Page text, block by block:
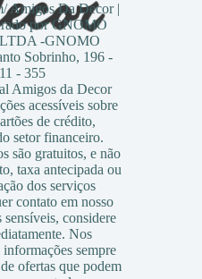
Amigos Da Decor |
por GNOMO
-GNOMO
Sobrinho, 196 -
- 355
Amigos da Decor
acessíveis sobre
de crédito,
setor financeiro.
são gratuitos, e não
taxa antecipada ou
dos serviços
contato em nosso
considere
Nos
sempre
ofertas que podem